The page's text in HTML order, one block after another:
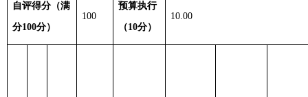
自评得分（满
分100分）
100
预算执行
（10分）
10.00